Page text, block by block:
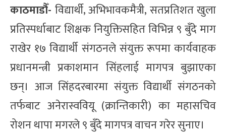
काठमाडौँ- विद्यार्थी, अभिभावकमैत्री, सतप्रतिशत खुला
प्रतिस्पर्धाबाट शिक्षक नियुक्तिसहित विभिन्न ९ बुँदे माग
राखेर १७ विद्यार्थी संगठनले संयुक्त रूपमा कार्यवाहक
प्रधानमन्त्री प्रकाशमान सिंहलाई मागपत्र बुझाएका
छन्। आज सिंहदरबारमा संयुक्त विद्यार्थी संगठनको
तर्फबाट अनेरास्ववियू (क्रान्तिकारी) का महासचिव
रोशन थापा मगरले ९ बुँदे मागपत्र वाचन गरेर सुनाए।